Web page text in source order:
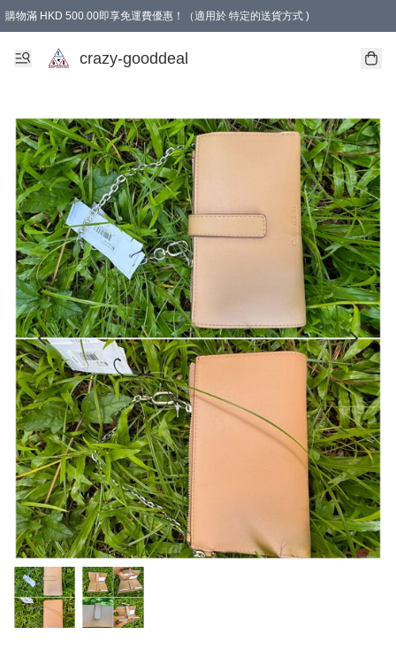
購物滿 HKD 500.00即享免運費優惠！（適用於 特定的送貨方式 )
成為會員可享免費禮品
crazy-gooddeal